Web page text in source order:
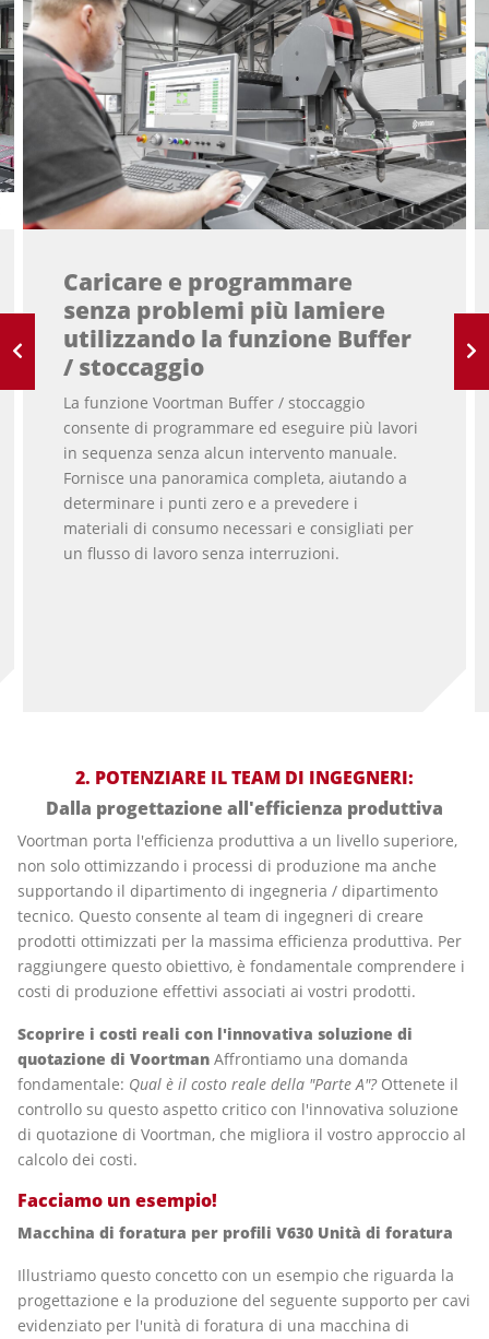
Caricare e programmare
senza problemi più lamiere
utilizzando la funzione Buffer
/ stoccaggio
La funzione Voortman Buffer / stoccaggio
consente di programmare ed eseguire più lavori
in sequenza senza alcun intervento manuale.
Fornisce una panoramica completa, aiutando a
determinare i punti zero e a prevedere i
materiali di consumo necessari e consigliati per
un flusso di lavoro senza interruzioni.
2. POTENZIARE IL TEAM DI INGEGNERI:
Dalla progettazione all'efficienza produttiva
Voortman porta l'efficienza produttiva a un livello superiore,
non solo ottimizzando i processi di produzione ma anche
supportando il dipartimento di ingegneria / dipartimento
tecnico. Questo consente al team di ingegneri di creare
prodotti ottimizzati per la massima efficienza produttiva. Per
raggiungere questo obiettivo, è fondamentale comprendere i
costi di produzione effettivi associati ai vostri prodotti.
Scoprire i costi reali con l'innovativa soluzione di
quotazione di Voortman Affrontiamo una domanda
fondamentale: Qual è il costo reale della "Parte A"?Ottenete il
controllo su questo aspetto critico con l'innovativa soluzione
di quotazione di Voortman, che migliora il vostro approccio al
calcolo dei costi.
Facciamo un esempio!
Macchina di foratura per profili V630 Unità di foratura
Illustriamo questo concetto con un esempio che riguarda la
progettazione e la produzione del seguente supporto per cavi
evidenziato per l'unità di foratura di una macchina di